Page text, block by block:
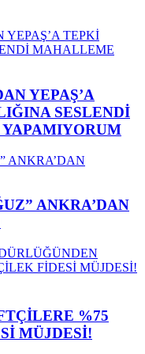
YEPAŞ’A
SESLENDİ
ANKRA’DAN
%75
MÜJDESİ!